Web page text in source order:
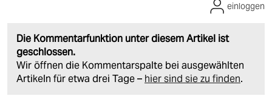
Die Kommentarfunktion unter diesem Artikel ist
geschlossen.
Wir öffnen die Kommentarspalte bei ausgewählten
Artikeln für etwa drei Tage – hier sind sie zu finden.
einloggen